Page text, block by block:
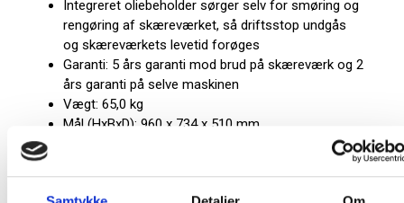
Integreret oliebeholder sørger selv for smøring og
rengøring af skæreværket, så driftsstop undgås
og skæreværkets levetid forøges
Garanti: 5 års garanti mod brud på skæreværk og 2
års garanti på selve maskinen
Vægt: 65,0 kg
Mål (HxBxD): 960 x 734 x 510 mm
Farve: